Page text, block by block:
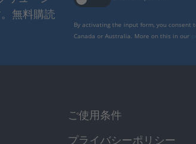
無料購読
By activating the input form, you consent
Canada or Australia. More on this in our
ご使用条件
プライバシーポリシー